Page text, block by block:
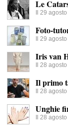
Le
Il 29
Foto-
Il 29
Iris van
Il 28
Il primo
Il 28
Unghie
Il 28